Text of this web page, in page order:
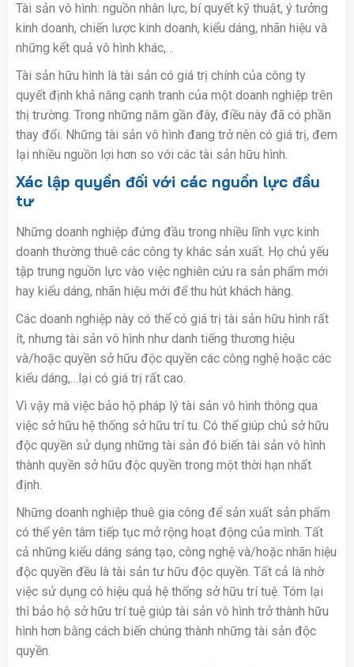
Tài sản vô hình: nguồn nhân lực, bí quyết kỹ thuật, ý tưởng
kinh doanh, chiến lược kinh doanh, kiểu dáng, nhãn hiệu và
những kết quả vô hình khác,…
Tài sản hữu hình là tài sản có giá trị chính của công ty
quyết định khả năng cạnh tranh của một doanh nghiệp trên
thị trường. Trong những năm gần đây, điều này đã có phần
thay đổi. Những tài sản vô hình đang trở nên có giá trị, đem
lại nhiều nguồn lợi hơn so với các tài sản hữu hình.
Xác lập quyền đối với các nguồn lực đầu
tư
Những doanh nghiệp đứng đầu trong nhiều lĩnh vực kinh
doanh thường thuê các công ty khác sản xuất. Họ chủ yếu
tập trung nguồn lực vào việc nghiên cứu ra sản phẩm mới
hay kiểu dáng, nhãn hiệu mới để thu hút khách hàng.
Các doanh nghiệp này có thể có giá trị tài sản hữu hình rất
ít, nhưng tài sản vô hình như danh tiếng thương hiệu
và/hoặc quyền sở hữu độc quyền các công nghệ hoặc các
kiểu dáng,…lại có giá trị rất cao.
Vì vậy mà việc bảo hộ pháp lý tài sản vô hình thông qua
việc sở hữu hệ thống sở hữu trí tu. Có thể giúp chủ sở hữu
độc quyền sử dụng những tài sản đó biến tài sản vô hình
thành quyền sở hữu độc quyền trong một thời hạn nhất
định.
Những doanh nghiệp thuê gia công để sản xuất sản phẩm
có thể yên tâm tiếp tục mở rộng hoạt động của mình. Tất
cả những kiểu dáng sáng tạo, công nghệ và/hoặc nhãn hiệu
độc quyền đều là tài sản tư hữu độc quyền. Tất cả là nhờ
việc sử dụng có hiệu quả hệ thống sở hữu trí tuệ. Tóm lại
thì bảo hộ sở hữu trí tuệ giúp tài sản vô hình trở thành hữu
hình hơn bằng cách biến chúng thành những tài sản độc
quyền.